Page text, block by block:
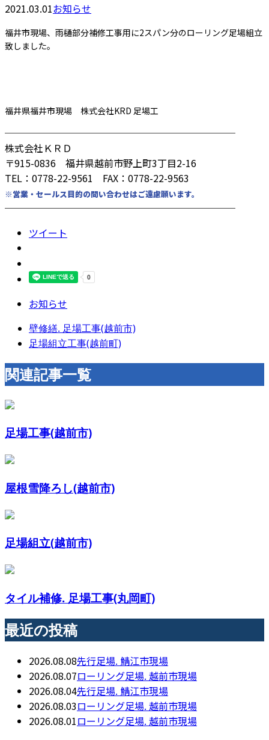
2021.03.01お知らせ
福井市現場、雨樋部分補修工事用に2スパン分のローリング足場組立
致しました。
福井県福井市現場 株式会社KRD 足場工
────────────────────────
株式会社ＫＲＤ
〒915-0836 福井県越前市野上町3丁目2-16
TEL：0778-22-9561 FAX：0778-22-9563
※営業・セールス目的の問い合わせはご遠慮願います。
────────────────────────
ツイート
お知らせ
壁修繕. 足場工事(越前市)
足場組立工事(越前町)
関連記事一覧
足場工事(越前市)
屋根雪降ろし(越前市)
足場組立(越前市)
タイル補修. 足場工事(丸岡町)
最近の投稿
2026.08.08先行足場. 鯖江市現場
2026.08.07ローリング足場. 越前市現場
2026.08.04先行足場. 鯖江市現場
2026.08.03ローリング足場. 越前市現場
2026.08.01ローリング足場. 越前市現場